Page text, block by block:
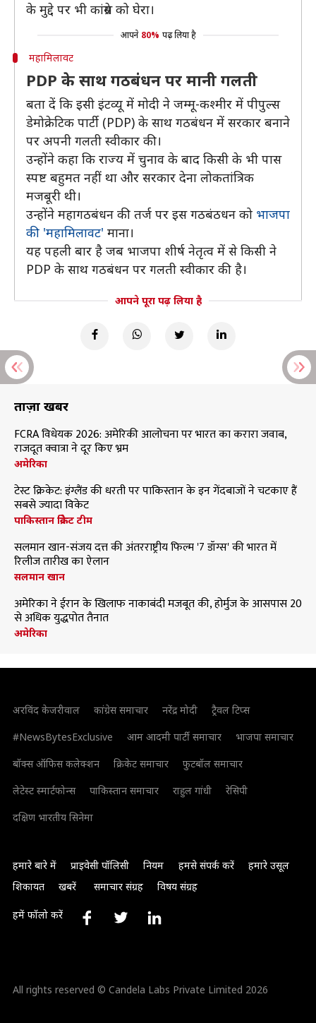
के मुद्दे पर भी कांग्रेस को घेरा।
आपने 80% पढ़ लिया है
महामिलावट
PDP के साथ गठबंधन पर मानी गलती
बता दें कि इसी इंटव्यू में मोदी ने जम्मू-कश्मीर में पीपुल्स
डेमोक्रेटिक पार्टी (PDP) के साथ गठबंधन में सरकार बनाने
पर अपनी गलती स्वीकार की।
उन्होंने कहा कि राज्य में चुनाव के बाद किसी के भी पास
स्पष्ट बहुमत नहीं था और सरकार देना लोकतांत्रिक
मजबूरी थी।
उन्होंने महागठबंधन की तर्ज पर इस गठबंठधन को भाजपा
की 'महामिलावट' माना।
यह पहली बार है जब भाजपा शीर्ष नेतृत्व में से किसी ने
PDP के साथ गठबंधन पर गलती स्वीकार की है।
आपने पूरा पढ़ लिया है
ताज़ा खबरें
FCRA विधेयक 2026: अमेरिकी आलोचना पर भारत का करारा जवाब,
राजदूत क्वात्रा ने दूर किए भ्रम
अमेरिका
टेस्ट क्रिकेट: इंग्लैंड की धरती पर पाकिस्तान के इन गेंदबाजों ने चटकाए हैं
सबसे ज्यादा विकेट
पाकिस्तान क्रिकेट टीम
सलमान खान-संजय दत्त की अंतरराष्ट्रीय फिल्म '7 डॉग्स' की भारत में
रिलीज तारीख का ऐलान
सलमान खान
अमेरिका ने ईरान के खिलाफ नाकाबंदी मजबूत की, होर्मुज के आसपास 20
से अधिक युद्धपोत तैनात
अमेरिका
अरविंद केजरीवाल कांग्रेस समाचार नरेंद्र मोदी
ट्रैवल टिप्स
#NewsBytesExclusive
आम आदमी पार्टी समाचार
भाजपा समाचार
बॉक्स ऑफिस कलेक्शन
क्रिकेट समाचार
फुटबॉल समाचार
लेटेस्ट स्मार्टफोन्स
पाकिस्तान समाचार राहुल गांधी
रेसिपी
दक्षिण भारतीय सिनेमा
हमारे बारे में प्राइवेसी पॉलिसी नियम हमसे संपर्क करें
हमारे उसूल
शिकायत
खबरें समाचार संग्रह विषय संग्रह
हमें फॉलो करें
All rights reserved © Candela Labs Private Limited 2026